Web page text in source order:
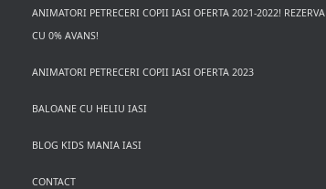
ANIMATORI PETRECERI COPII IASI OFERTA 2021-2022! REZERVA
CU 0% AVANS!
ANIMATORI PETRECERI COPII IASI OFERTA 2023
BALOANE CU HELIU IASI
BLOG KIDS MANIA IASI
CONTACT